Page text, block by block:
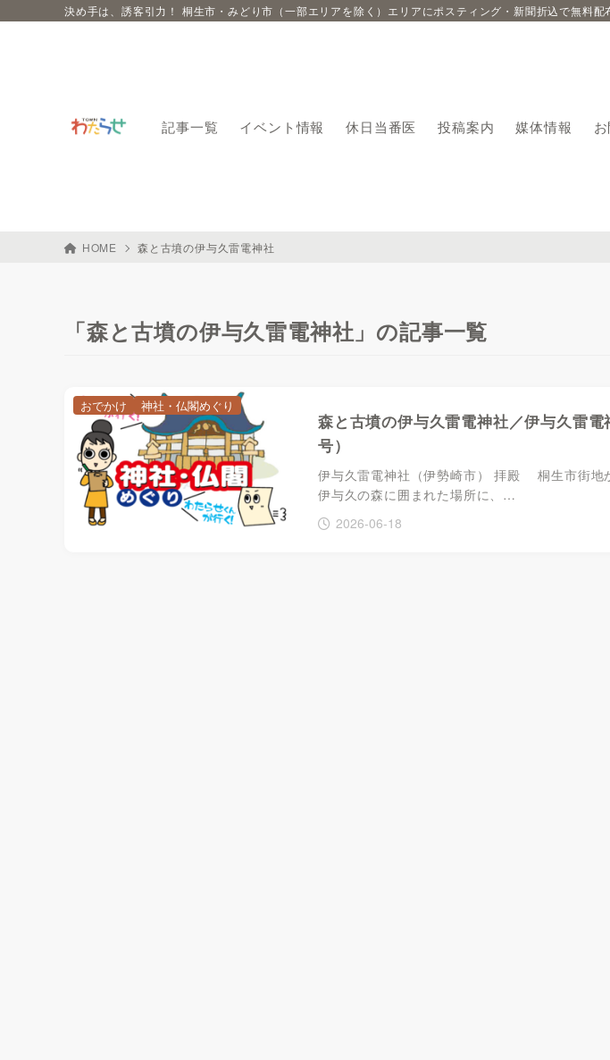
決め手は、誘客引力！ 桐生市・みどり市（一部エリアを除く）エリアにポスティング・新聞折込で無料配
記事一覧 イベント情報 休日当番医 投稿案内 媒体情報
HOME 森と古墳の伊与久雷電神社
「森と古墳の伊与久雷電神社」の記事一覧
森と古墳の伊与久雷電神社／伊与久雷電
号）
伊与久雷電神社（伊勢崎市） 拝殿 桐生市街地
伊与久の森に囲まれた場所に、…
2026-06-18
おでかけ 神社・仏閣めぐり